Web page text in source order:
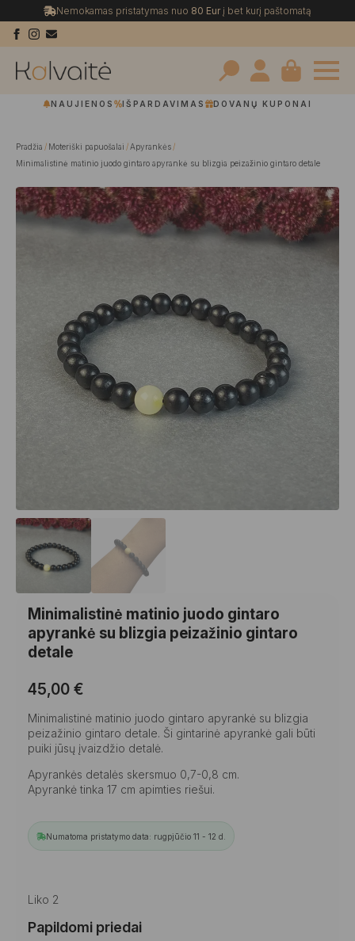
Nemokamas pristatymas nuo 80 Eurį bet kurį paštomatą
Search
NAUJIENOS IŠPARDAVIMAS DOVANŲ KUPONAI
Pradžia Moteriški papuošalai
Apyrankės
Minimalistinė matinio juodo gintaro apyrankė su blizgia peizažinio gintaro detale
Minimalistinė matinio juodo gintaro
apyrankė su blizgia peizažinio gintaro
detale
45,00 €
Minimalistinė matinio juodo gintaro apyrankė su blizgia
peizažinio gintaro detale. Ši gintarinė apyrankė gali būti
puiki jūsų įvaizdžio detalė.
Apyrankės detalės skersmuo 0,7-0,8 cm.
Apyrankė tinka 17 cm apimties riešui.
Numatoma pristatymo data: rugpjūčio 11 - 12 d.
Liko 2
Papildomi priedai